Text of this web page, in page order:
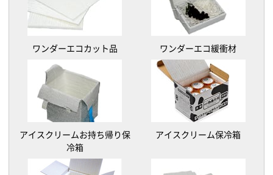
ワンダーエコカット品 ワンダーエコ緩衝材
アイスクリームお持ち帰り保
冷箱
アイスクリーム保冷箱